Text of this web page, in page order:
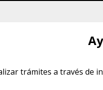
trámites a través de